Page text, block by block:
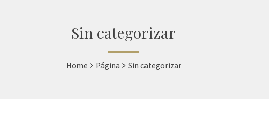
Sin categorizar
Home Página Sin categorizar